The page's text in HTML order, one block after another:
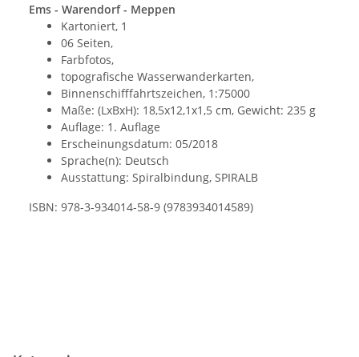
Ems - Warendorf - Meppen
Kartoniert, 1
06 Seiten,
Farbfotos,
topografische Wasserwanderkarten,
Binnenschifffahrtszeichen, 1:75000
Maße: (LxBxH): 18,5x12,1x1,5 cm, Gewicht: 235 g
Auflage: 1. Auflage
Erscheinungsdatum: 05/2018
Sprache(n): Deutsch
Ausstattung: Spiralbindung, SPIRALB
ISBN: 978-3-934014-58-9 (9783934014589)